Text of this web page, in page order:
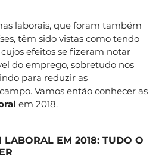
laborais, que foram também
têm sido vistas como tendo
efeitos se fizeram notar
do emprego, sobretudo nos
para reduzir as
Vamos então conhecer as
em 2018.
LABORAL EM 2018: TUDO O